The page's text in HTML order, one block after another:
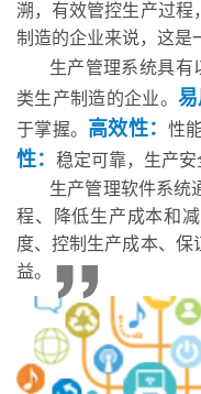
溯，有效管控生产过程
制造的企业来说，这是
生产管理系统具有
类生产制造的企业。 易
于掌握。 高效性： 性
性： 稳定可靠，生产安
生产管理软件系统
程、降低生产成本和
度、控制生产成本、保
益。